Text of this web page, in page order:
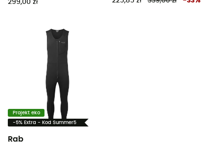
299,00 zł
Projekt eko
-5% Extra - Kod Summer5
Rab